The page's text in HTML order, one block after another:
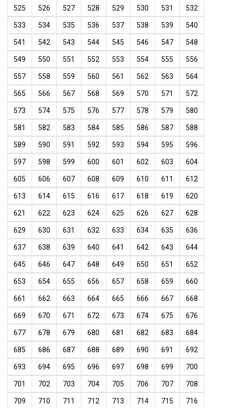
525 526 527 528 529 530 531 532
533 534 535 536 537 538 539 540
541 542 543 544 545 546 547 548
549 550 551 552 553 554 555 556
557 558 559 560 561 562 563 564
565 566 567 568 569 570 571 572
573 574 575 576 577 578 579 580
581 582 583 584 585 586 587 588
589 590 591 592 593 594 595 596
597 598 599 600 601 602 603 604
605 606 607 608 609 610 611 612
613 614 615 616 617 618 619 620
621 622 623 624 625 626 627 628
629 630 631 632 633 634 635 636
637 638 639 640 641 642 643 644
645 646 647 648 649 650 651 652
653 654 655 656 657 658 659 660
661 662 663 664 665 666 667 668
669 670 671 672 673 674 675 676
677 678 679 680 681 682 683 684
685 686 687 688 689 690 691 692
693 694 695 696 697 698 699 700
701 702 703 704 705 706 707 708
709 710 711 712 713 714 715 716